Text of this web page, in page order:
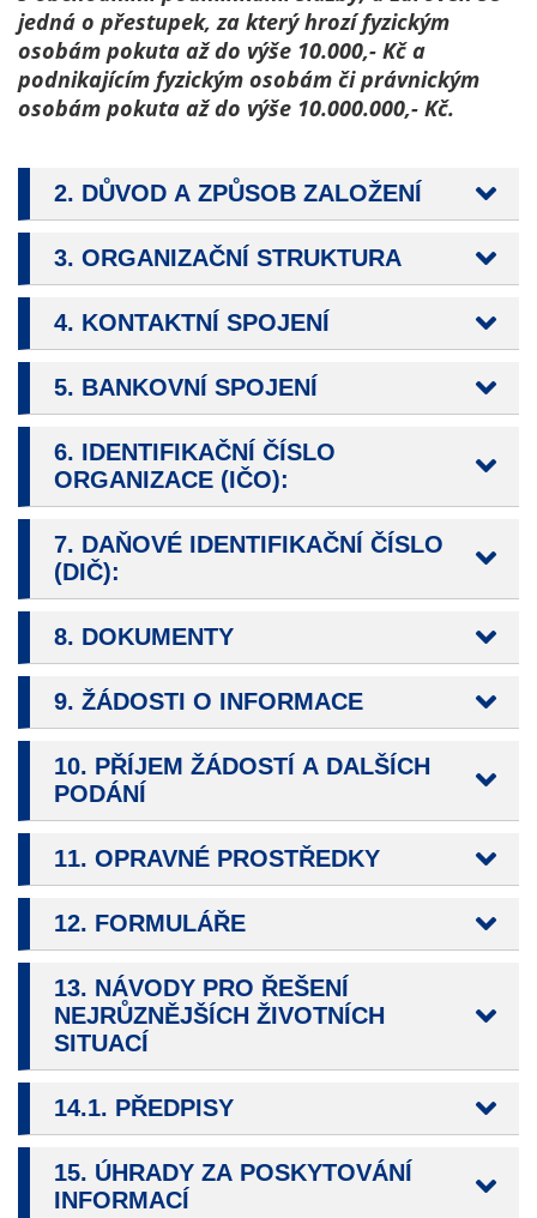
jedná o přestupek, za který hrozí fyzickým
osobám pokuta až do výše 10.000,- Kč a
podnikajícím fyzickým osobám či právnickým
osobám pokuta až do výše 10.000.000,- Kč.
2. DŮVOD A ZPŮSOB ZALOŽENÍ
3. ORGANIZAČNÍ STRUKTURA
4. KONTAKTNÍ SPOJENÍ
5. BANKOVNÍ SPOJENÍ
6. IDENTIFIKAČNÍ ČÍSLO
ORGANIZACE (IČO):
7. DAŇOVÉ IDENTIFIKAČNÍ ČÍSLO
(DIČ):
8. DOKUMENTY
9. ŽÁDOSTI O INFORMACE
10. PŘÍJEM ŽÁDOSTÍ A DALŠÍCH
PODÁNÍ
11. OPRAVNÉ PROSTŘEDKY
12. FORMULÁŘE
13. NÁVODY PRO ŘEŠENÍ
NEJRŮZNĚJŠÍCH ŽIVOTNÍCH
SITUACÍ
14.1. PŘEDPISY
15. ÚHRADY ZA POSKYTOVÁNÍ
INFORMACÍ
měření
výkonu
našeho webu
a našich
Jejich pomocí
určujeme
počet návštěv
a zdroje
návštěv našich
stránek. Data
získaná
těchto
zpracováváme
souhrnně, bez
identifikátorů,
na konkrétní
uživatelé
našeho webu.
vypnete
cookies ve
vztahu k Vaší
ztrácíme
možnost
analýzy
výkonu a